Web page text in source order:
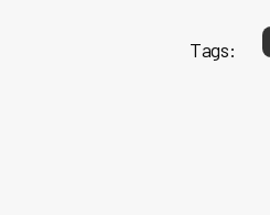
Tags: